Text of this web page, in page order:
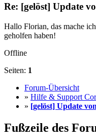
Re: [gelöst] Update
Hallo Florian, das mache
geholfen haben!
Offline
Seiten: 1
Forum-Übersicht
» Hilfe & Support
» [gelöst] Update
Fußzeile des